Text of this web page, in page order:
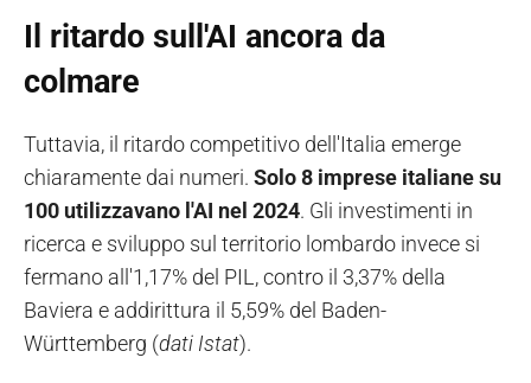
Il ritardo sull'AI ancora da
colmare
Tuttavia, il ritardo competitivo dell'Italia emerge
chiaramente dai numeri. Solo 8 imprese italiane su
100 utilizzavano l'AI nel 2024. Gli investimenti in
ricerca e sviluppo sul territorio lombardo invece si
fermano all'1,17% del PIL, contro il 3,37% della
Baviera e addirittura il 5,59% del Baden-
Württemberg (dati Istat).